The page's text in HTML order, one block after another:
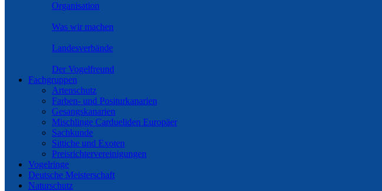
Organisation
Was wir machen
Landesverbände
Der Vogelfreund
Fachgruppen
Artenschutz
Farben- und Positurkanarien
Gesangskanarien
Mischlinge Cardueliden Europäer
Sachkunde
Sittiche und Exoten
Preisrichtervereinigungen
Vogelringe
Deutsche Meisterschaft
Naturschutz